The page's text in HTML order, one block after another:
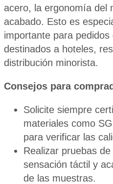
acero, la ergonomía del
acabado. Esto es
importante para
destinados a hoteles,
distribución minorista.
Consejos para
Solicite siempre
materiales como
para verificar las
Realizar pruebas
sensación táctil y
de las muestras.